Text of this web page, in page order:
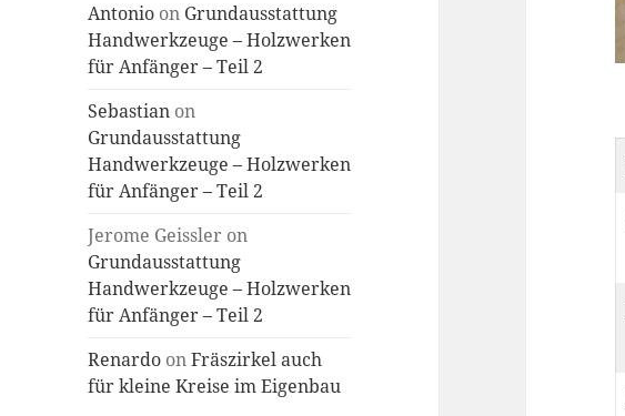
Antonio on Grundausstattung
Handwerkzeuge – Holzwerken
für Anfänger – Teil 2
Sebastian on
Grundausstattung
Handwerkzeuge – Holzwerken
für Anfänger – Teil 2
Jerome Geissler on
Grundausstattung
Handwerkzeuge – Holzwerken
für Anfänger – Teil 2
Renardo onFräszirkel auch
für kleine Kreise im Eigenbau